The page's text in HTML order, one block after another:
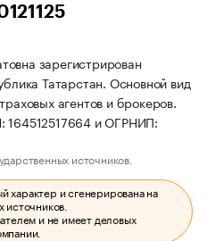
зарегистрирован
Татарстан. Основной вид
агентов и брокеров.
164512517664 и ОГРНИП:
источников.
характер и сгенерирована на
источников.
и не имеет деловых